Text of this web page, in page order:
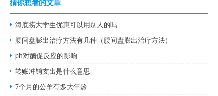
猜你想看的文章
海底捞大学生优惠可以用别人的吗
腰间盘膨出治疗方法有几种（腰间盘膨出治疗方法）
ph对酶促反应的影响
转账冲销支出是什么意思
7个月的公羊有多大年龄